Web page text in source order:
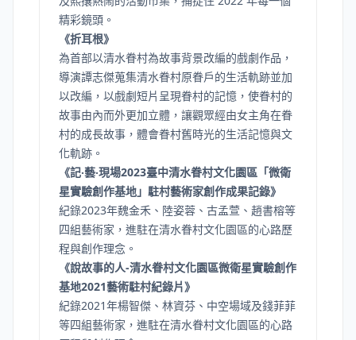
精彩鏡頭。
《折耳根》
為首部以清水眷村為故事背景改編的戲劇作品，
導演譚志傑蒐集清水眷村原眷戶的生活軌跡並加
以改編，以戲劇短片呈現眷村的記憶，使眷村的
故事由內而外更加立體，讓觀眾經由女主角在眷
村的成長故事，體會眷村舊時光的生活記憶與文
化軌跡。
《記‧藝‧現場2023臺中清水眷村文化園區「微衛
星實驗創作基地」駐村藝術家創作成果記錄》
紀錄2023年魏金禾、陸姿蓉、古孟萱、趙書榕等
四組藝術家，進駐在清水眷村文化園區的心路歷
程與創作理念。
《說故事的人-清水眷村文化園區微衛星實驗創作
基地2021藝術駐村紀錄片》
紀錄2021年楊智傑、林資芬、中空場域及錢菲菲
等四組藝術家，進駐在清水眷村文化園區的心路